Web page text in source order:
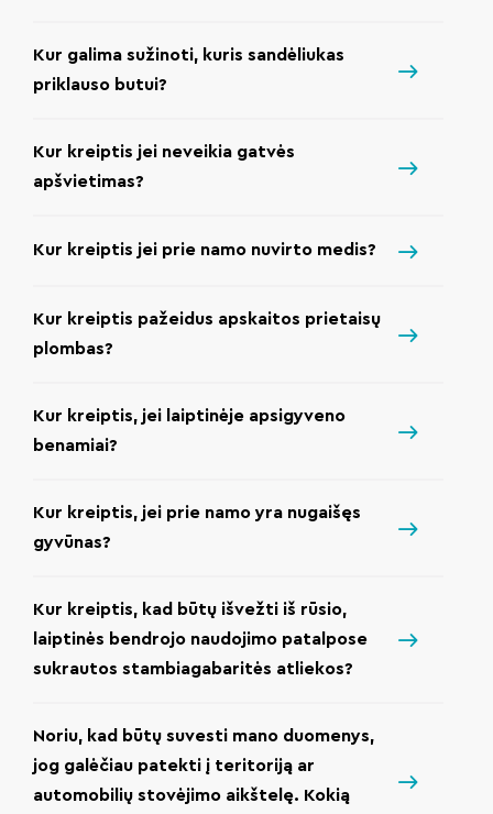
Kur galima sužinoti, kuris sandėliukas
priklauso butui?
Kur kreiptis jei neveikia gatvės
apšvietimas?
Kur kreiptis jei prie namo nuvirto medis?
Kur kreiptis pažeidus apskaitos prietaisų
plombas?
Kur kreiptis, jei laiptinėje apsigyveno
benamiai?
Kur kreiptis, jei prie namo yra nugaišęs
gyvūnas?
Kur kreiptis, kad būtų išvežti iš rūsio,
laiptinės bendrojo naudojimo patalpose
sukrautos stambiagabaritės atliekos?
Noriu, kad būtų suvesti mano duomenys,
jog galėčiau patekti į teritoriją ar
automobilių stovėjimo aikštelę. Kokią